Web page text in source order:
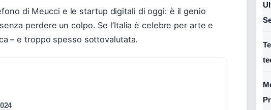
di Meucci e le startup digitali di oggi: è il genio
perdere un colpo. Se l’Italia è celebre per arte e
– e troppo spesso sottovalutata.